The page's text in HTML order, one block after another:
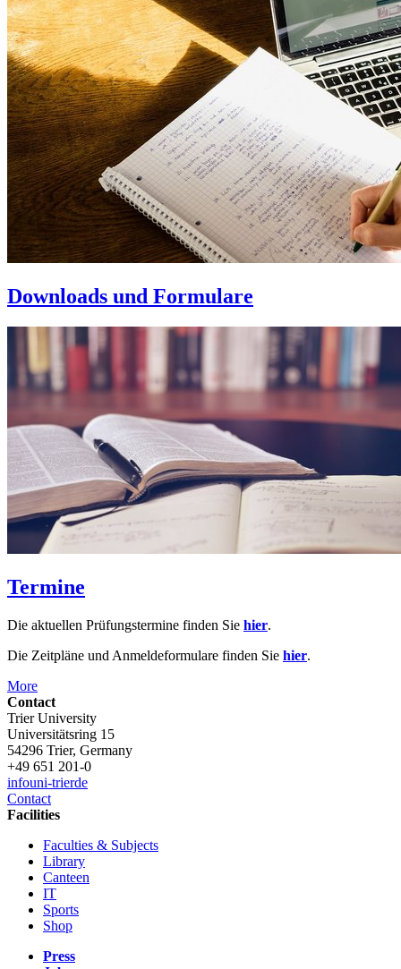
Downloads und Formulare
Termine
Die aktuellen Prüfungstermine finden Sie hier.
Die Zeitpläne und Anmeldeformulare finden Sie hier.
More
Contact
Trier University
Universitätsring 15
54296 Trier, Germany
+49 651 201-0
infouni-trierde
Contact
Facilities
Faculties & Subjects
Library
Canteen
IT
Sports
Shop
Press